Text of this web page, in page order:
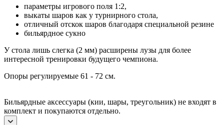
параметры игрового поля 1:2,
выкаты шаров как у турнирного стола,
отличный отскок шаров благодаря специальной резине
бильярдное сукно
У стола лишь слегка (2 мм) расширены лузы для более
интересной тренировки будущего чемпиона.
Опоры регулируемые 61 - 72 см.
Бильярдные аксессуары (кии, шары, треугольник) не входят в
комплект и покупаются отдельно.